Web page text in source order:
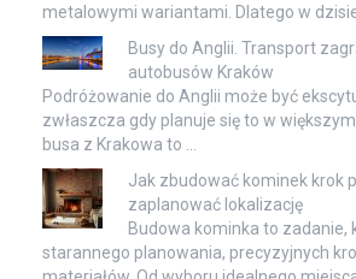
metalowymi wariantami. Dlatego w
Busy do Anglii. Transport
autobusów Kraków
Podróżowanie do Anglii może być
zwłaszcza gdy planuje się to w
busa z Krakowa to …
Jak zbudować kominek krok
zaplanować lokalizację
Budowa kominka to zadanie,
starannego planowania, precyzyjnych